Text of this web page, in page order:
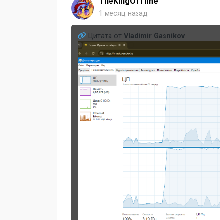
1 месяц назад
Цитата от Vladimir Gasnikov